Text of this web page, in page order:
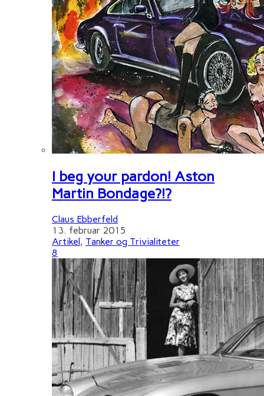
I beg your pardon! Aston
Martin Bondage?!?
Claus Ebberfeld
13. februar 2015
Artikel, Tanker og Trivialiteter
8